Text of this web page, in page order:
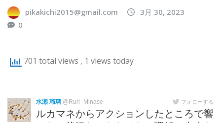
pikakichi2015@gmail.com
3月 30, 2023
0
701 total views , 1 views today
水瀬 瑠璃 @Ruri_Minase フォローする
ルカマネからアクションしたところで響